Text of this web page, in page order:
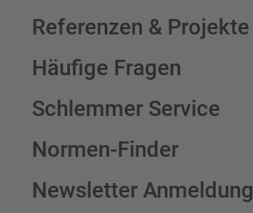
Referenzen & Projekte
Häufige Fragen
Schlemmer Service
Normen-Finder
Newsletter Anmeldung